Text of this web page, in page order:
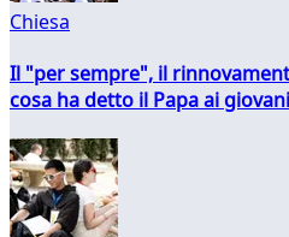
Chiesa
Il "per sempre", il
cosa ha detto il Papa ai